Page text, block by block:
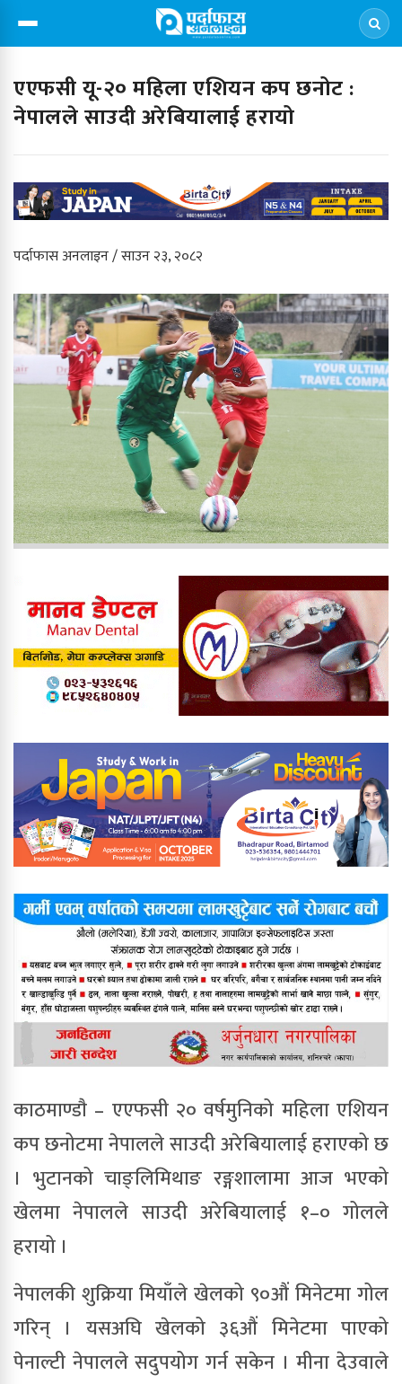
एएफसी यू-२० महिला एशियन कप छनोट :
नेपालले साउदी अरेबियालाई हरायो
पर्दाफास अनलाइन / साउन २३, २०८२
काठमाण्डाै – एएफसी २० वर्षमुनिको महिला एशियन
कप छनोटमा नेपालले साउदी अरेबियालाई हराएको छ
। भुटानको चाङ्लिमिथाङ रङ्गशालामा आज भएको
खेलमा नेपालले साउदी अरेबियालाई १–० गोलले
हरायो ।
नेपालकी शुक्रिया मियाँले खेलको ९०औं मिनेटमा गोल
गरिन् । यसअघि खेलको ३६औं मिनेटमा पाएको
पेनाल्टी नेपालले सदुपयोग गर्न सकेन । मीना देउवाले